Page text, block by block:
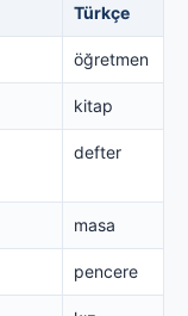
Türkçe
öğretmen
kitap
defter
masa
pencere